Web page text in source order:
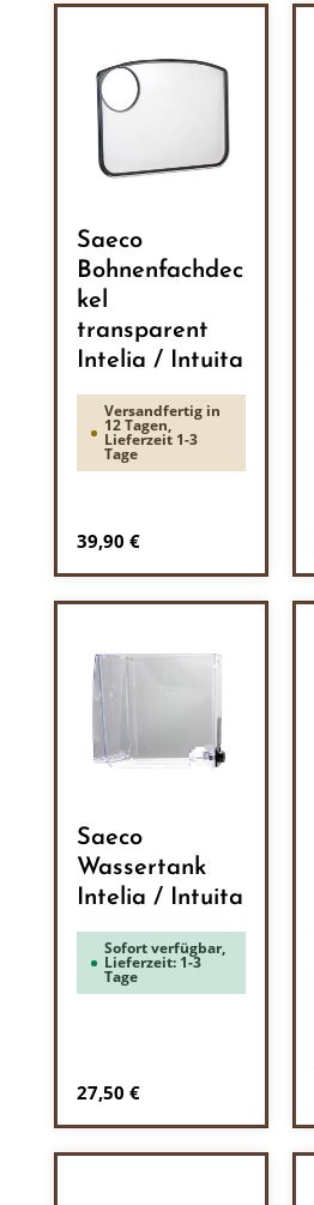
Saeco
Bohnenfachdec
kel
transparent
Intelia / Intuita
Versandfertig in
12 Tagen,
Lieferzeit 1-3
Tage
Regulärer Preis:
39,90 €
Saeco
Wassertank
Intelia / Intuita
Sofort verfügbar,
Lieferzeit: 1-3
Tage
Regulärer Preis:
27,50 €